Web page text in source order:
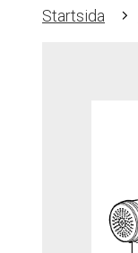
Startsida